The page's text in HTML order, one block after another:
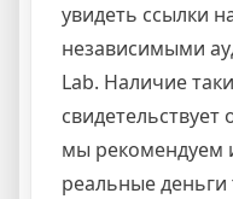
увидеть ссылки
независимыми
Lab. Наличие
мы рекомендуем
реальные